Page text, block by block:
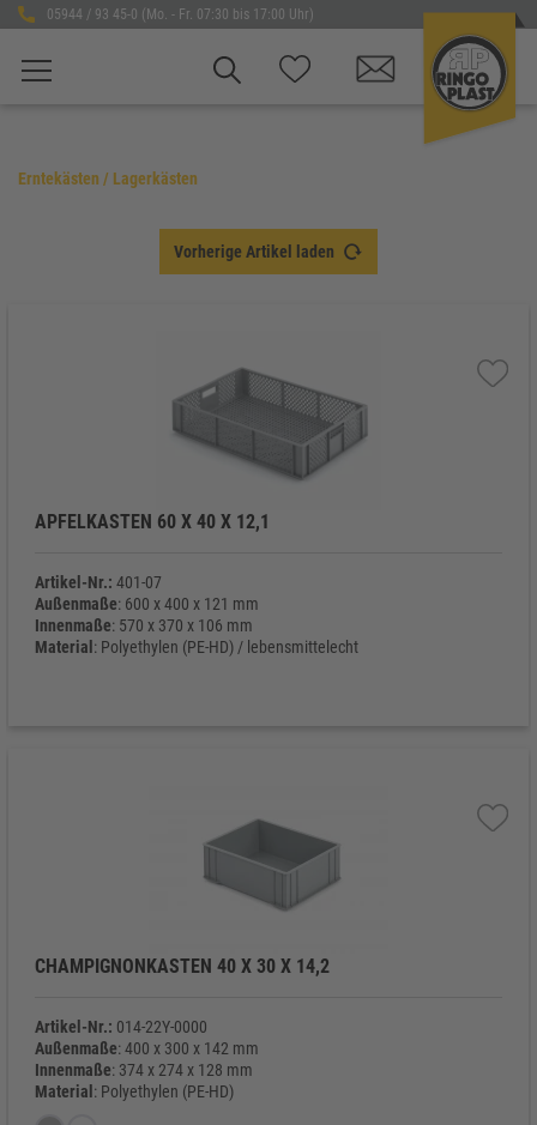
05944 / 93 45-0 (Mo. - Fr. 07:30 bis 17:00 Uhr)
Erntekästen / Lagerkästen
Vorherige Artikel laden
APFELKASTEN 60 X 40 X 12,1
Artikel-Nr.: 401-07
Außenmaße: 600 x 400 x 121 mm
Innenmaße: 570 x 370 x 106 mm
Material : Polyethylen (PE-HD) / lebensmittelecht
CHAMPIGNONKASTEN 40 X 30 X 14,2
Artikel-Nr.: 014-22Y-0000
Außenmaße: 400 x 300 x 142 mm
Innenmaße: 374 x 274 x 128 mm
Material : Polyethylen (PE-HD)
Eigengewicht